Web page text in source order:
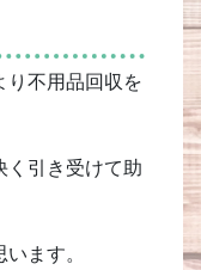
り不用品回収を
く引き受けて助
ます。